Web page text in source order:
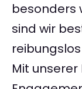
besonders
sind wir
Mit